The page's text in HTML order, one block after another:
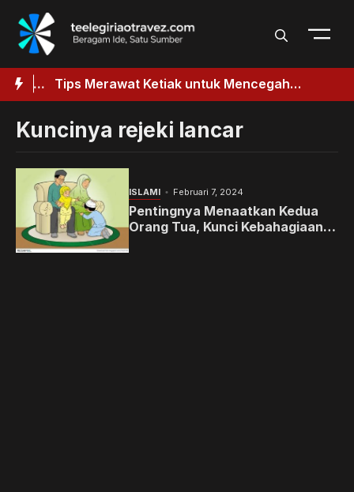
Langsung
Tips Merawat Ketiak untuk Mencegah
Penggelapan
Kuncinya rejeki lancar
ISLAMI Februari 7, 2024
Pentingnya Menaatkan Kedua
Orang Tua, Kunci Kebahagiaan